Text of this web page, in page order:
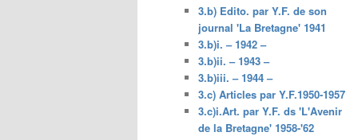
3.b) Edito. par Y.F. de son
journal 'La Bretagne' 1941
3.b)i. – 1942 –
3.b)ii. – 1943 –
3.b)iii. – 1944 –
3.c) Articles par Y.F.1950-1957
3.c)i.Art. par Y.F. ds 'L'Avenir
de la Bretagne' 1958-'62